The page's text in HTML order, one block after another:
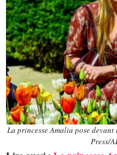
La princesse Amalia pose
Press/